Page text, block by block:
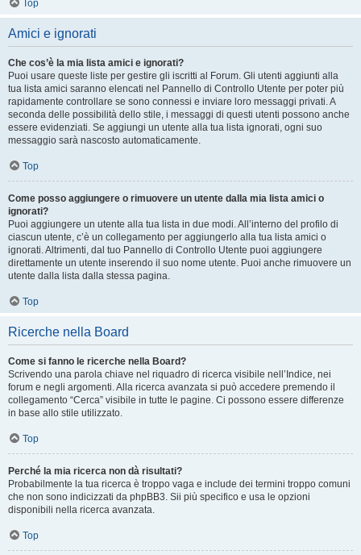
Top
Amici e ignorati
Che cos’è la mia lista amici e ignorati?
Puoi usare queste liste per gestire gli iscritti al Forum. Gli utenti aggiunti alla
tua lista amici saranno elencati nel Pannello di Controllo Utente per poter più
rapidamente controllare se sono connessi e inviare loro messaggi privati. A
seconda delle possibilità dello stile, i messaggi di questi utenti possono anche
essere evidenziati. Se aggiungi un utente alla tua lista ignorati, ogni suo
messaggio sarà nascosto automaticamente.
Top
Come posso aggiungere o rimuovere un utente dalla mia lista amici o
ignorati?
Puoi aggiungere un utente alla tua lista in due modi. All’interno del profilo di
ciascun utente, c’è un collegamento per aggiungerlo alla tua lista amici o
ignorati. Altrimenti, dal tuo Pannello di Controllo Utente puoi aggiungere
direttamente un utente inserendo il suo nome utente. Puoi anche rimuovere un
utente dalla lista dalla stessa pagina.
Top
Ricerche nella Board
Come si fanno le ricerche nella Board?
Scrivendo una parola chiave nel riquadro di ricerca visibile nell’Indice, nei
forum e negli argomenti. Alla ricerca avanzata si può accedere premendo il
collegamento “Cerca” visibile in tutte le pagine. Ci possono essere differenze
in base allo stile utilizzato.
Top
Perché la mia ricerca non dà risultati?
Probabilmente la tua ricerca è troppo vaga e include dei termini troppo comuni
che non sono indicizzati da phpBB3. Sii più specifico e usa le opzioni
disponibili nella ricerca avanzata.
Top